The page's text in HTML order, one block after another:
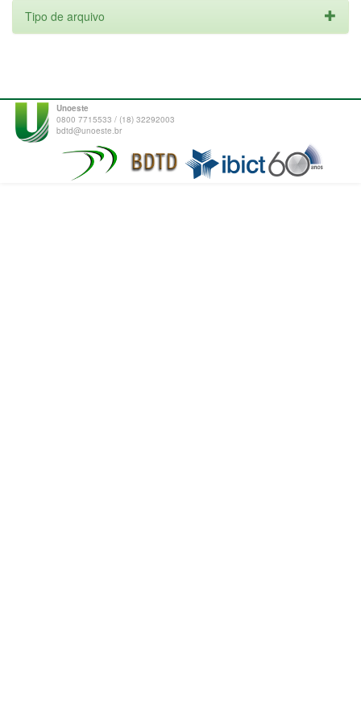
Tipo de arquivo
Unoeste
0800 7715533 / (18) 32292003
bdtd@unoeste.br